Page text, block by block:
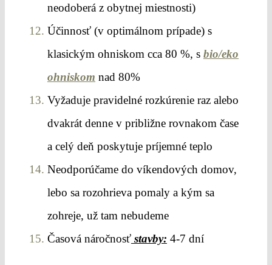
neodoberá z obytnej miestnosti)
Účinnosť (v optimálnom prípade) s
klasickým ohniskom cca 80 %, s bio/eko
ohniskom nad 80%
Vyžaduje pravidelné rozkúrenie raz alebo
dvakrát denne v približne rovnakom čase
a celý deň poskytuje príjemné teplo
Neodporúčame do víkendových domov,
lebo sa rozohrieva pomaly a kým sa
zohreje, už tam nebudeme
Časová náročnosť stavby: 4-7 dní